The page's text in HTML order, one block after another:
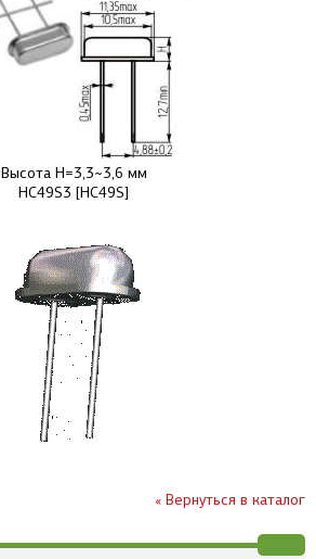
Высота H=3,3~3,6 мм
HC49S3 [HC49S]
« Вернуться в каталог